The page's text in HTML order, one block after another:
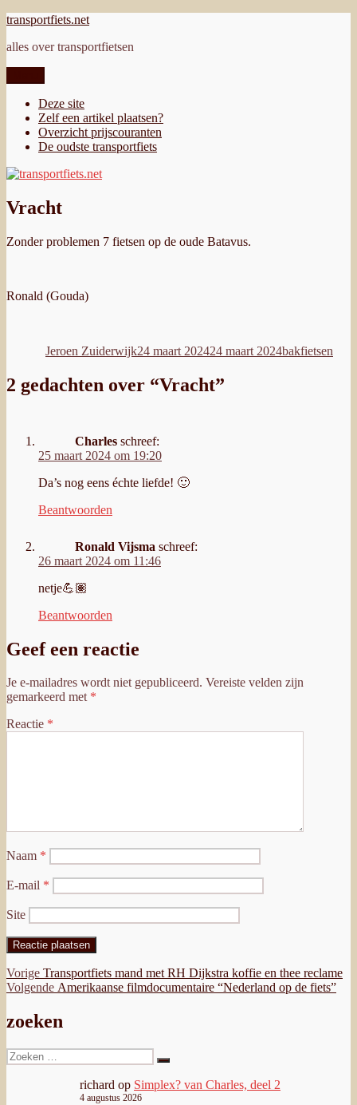
Ga
de
transportfiets.net
alles over transportfietsen
Deze site
Zelf een artikel plaatsen?
Overzicht prijscouranten
De oudste transportfiets
Vracht
Zonder problemen 7 fietsen op de oude Batavus.
Ronald (Gouda)
Jeroen Zuiderwijk24 maart 202424 maart 2024bakfietsen
2 gedachten over “Vracht”
Charles schreef:
25 maart 2024 om 19:20
Da’s nog eens échte liefde! 🙂
Beantwoorden
Ronald Vijsma schreef:
26 maart 2024 om 11:46
netje💪🏽
Beantwoorden
Geef een reactie
Je e-mailadres wordt niet gepubliceerd. Vereiste velden zijn
gemarkeerd met *
Reactie *
Naam *
E-mail *
Site
Bericht
navigatie
Vorige Vorig
bericht:
Transportfiets mand met RH Dijkstra koffie en thee reclame
Volgende Volgend
Amerikaanse filmdocumentaire “Nederland op de fiets”
zoeken
Zoeken
naar:
Zoeken
richard op Simplex? van Charles, deel 2
4 augustus 2026